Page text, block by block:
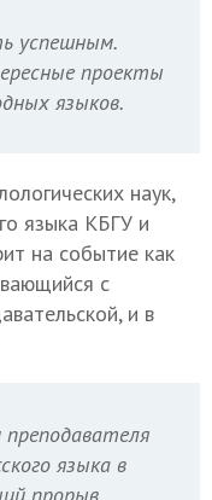
успешным.
проекты
языков.
наук,
языка КБГУ и
на событие как
с
и в
языка в